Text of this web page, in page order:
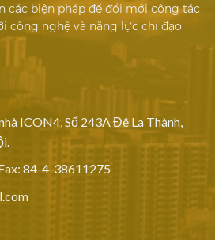
các biện pháp để đổi mới công tác
công nghệ và năng lực chỉ đạo
ICON4, Số 243A Đê La Thành,
84-4-38611275